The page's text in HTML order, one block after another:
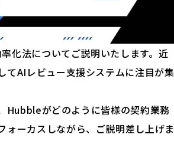
化法についてご説明いたします。近
てAIレビュー支援システムに注目が集
Hubbleがどのように皆様の契約業務
ォーカスしながら、ご説明差し上げま